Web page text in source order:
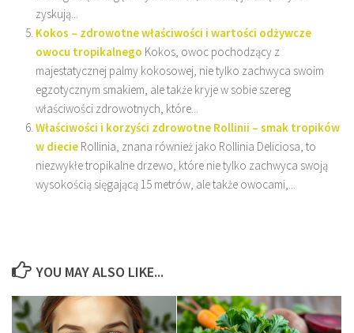
zyskują...
Kokos – zdrowotne właściwości i wartości odżywcze
owocu tropikalnego Kokos, owoc pochodzący z
majestatycznej palmy kokosowej, nie tylko zachwyca swoim
egzotycznym smakiem, ale także kryje w sobie szereg
właściwości zdrowotnych, które...
Właściwości i korzyści zdrowotne Rollinii – smak tropików
w diecie Rollinia, znana również jako Rollinia Deliciosa, to
niezwykłe tropikalne drzewo, które nie tylko zachwyca swoją
wysokością sięgającą 15 metrów, ale także owocami,...
YOU MAY ALSO LIKE...